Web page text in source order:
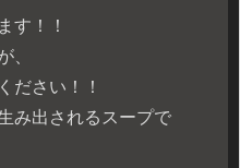
す！！
、
ださい！！
み出されるスープで